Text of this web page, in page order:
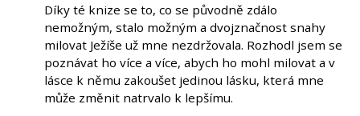
Díky té knize se to, co se původně zdálo
nemožným, stalo možným a dvojznačnost snahy
milovat Ježíše už mne nezdržovala. Rozhodl jsem se
poznávat ho více a více, abych ho mohl milovat a v
lásce k němu zakoušet jedinou lásku, která mne
může změnit natrvalo k lepšímu.